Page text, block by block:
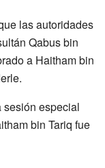
las autoridades
Qabus bin
a Haitham bin
sesión especial
bin Tariq fue